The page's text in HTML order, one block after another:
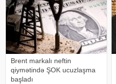
Brent markalı neftin
qiymətində ŞOK ucuzlaşma
başladı